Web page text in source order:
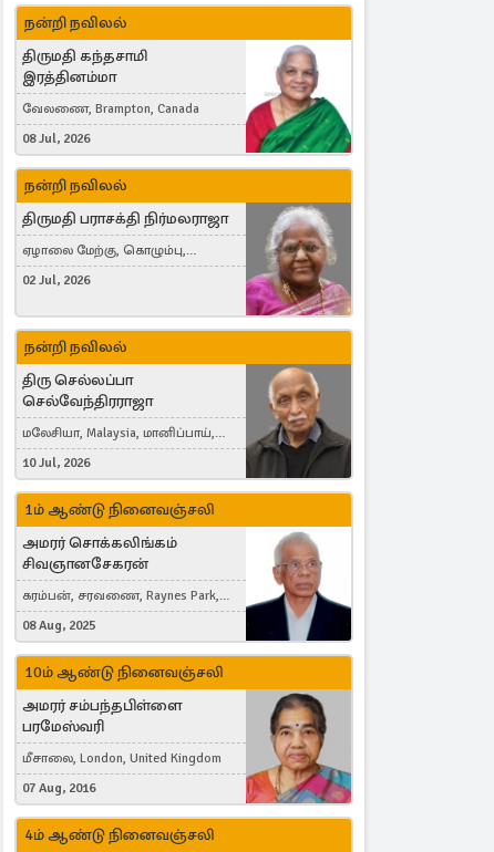
நன்றி நவிலல்
திருமதி கந்தசாமி
இரத்தினம்மா
வேலணை, Brampton, Canada
08 Jul, 2026
நன்றி நவிலல்
திருமதி பராசக்தி நிர்மலராஜா
ஏழாலை மேற்கு, கொழும்பு,
தங்காலை, London, United Kingdom
02 Jul, 2026
நன்றி நவிலல்
திரு செல்லப்பா
செல்வேந்திரராஜா
மலேசியா, Malaysia, மானிப்பாய்,
Duisburg, Germany, London, United
Kingdom
10 Jul, 2026
1ம் ஆண்டு நினைவஞ்சலி
அமரர் சொக்கலிங்கம்
சிவஞானசேகரன்
கரம்பன், சரவணை, Raynes Park,
London, United Kingdom
08 Aug, 2025
10ம் ஆண்டு நினைவஞ்சலி
அமரர் சம்பந்தபிள்ளை
பரமேஸ்வரி
மீசாலை, London, United Kingdom
07 Aug, 2016
4ம் ஆண்டு நினைவஞ்சலி